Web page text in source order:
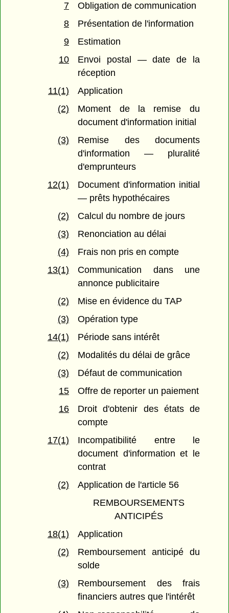
7
Obligation de communication
8
Présentation de l'information
9
Estimation
10
Envoi postal — date de la
réception
11(1)
Application
(2)
Moment de la remise du
document d'information initial
(3)
Remise des documents
d'information — pluralité
d'emprunteurs
12(1)
Document d'information initial
— prêts hypothécaires
(2)
Calcul du nombre de jours
(3)
Renonciation au délai
(4)
Frais non pris en compte
13(1)
Communication dans une
annonce publicitaire
(2)
Mise en évidence du TAP
(3)
Opération type
14(1)
Période sans intérêt
(2)
Modalités du délai de grâce
(3)
Défaut de communication
15
Offre de reporter un paiement
16
Droit d'obtenir des états de
compte
17(1)
Incompatibilité entre le
document d'information et le
contrat
(2)
Application de l'article 56
REMBOURSEMENTS
ANTICIPÉS
18(1)
Application
(2)
Remboursement anticipé du
solde
(3)
Remboursement des frais
financiers autres que l'intérêt